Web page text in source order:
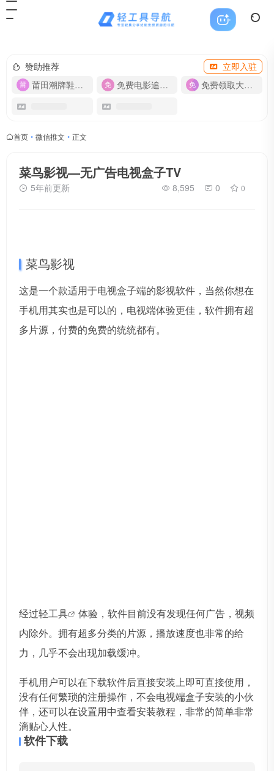
赞助推荐
立即入驻
莆田潮牌鞋服-货源
免费电影追剧APP 免费领取大流量卡【500G】
首页 • 微信推文 • 正文
菜鸟影视—无广告电视盒子TV
5年前更新 8,595 0 0
菜鸟影视
这是一个款适用于电视盒子端的影视软件，当然你想在
手机用其实也是可以的，电视端体验更佳，软件拥有超
多片源，付费的免费的统统都有。
经过轻工具
体验，软件目前没有发现任何广告，视频
内除外。拥有超多分类的片源，播放速度也非常的给
力，几乎不会出现加载缓冲。
手机用户可以在下载软件后直接安装上即可直接使用，
没有任何繁琐的注册操作，不会电视端盒子安装的小伙
伴，还可以在设置用中查看安装教程，非常的简单非常
滴贴心人性。
软件下载